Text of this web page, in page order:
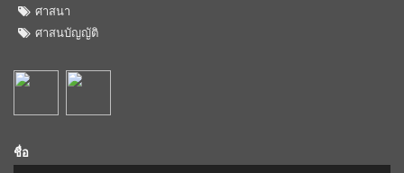
ศาสนา
ศาสนบัญญัติ
ชื่อ